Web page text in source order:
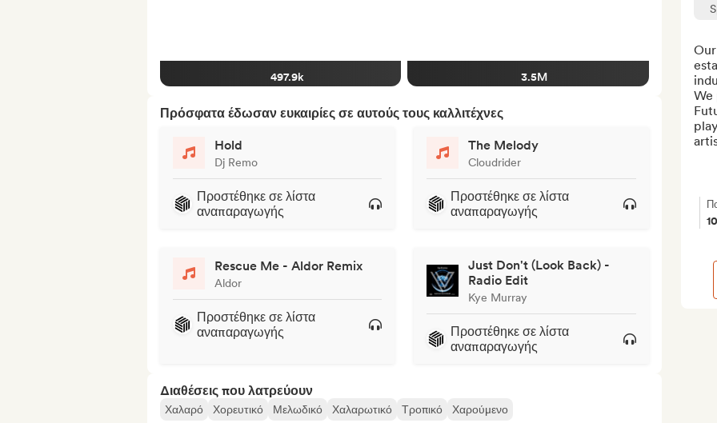
497.9k 3.5M
Πρόσφατα έδωσαν ευκαιρίες σε αυτούς τους καλλιτέχνες
Hold
Dj Remo
Προστέθηκε σε λίστα
αναπαραγωγής
The Melody
Cloudrider
Προστέθηκε σε λίστα
αναπαραγωγής
Rescue Me - Aldor Remix
Aldor
Προστέθηκε σε λίστα
αναπαραγωγής
Just Don't (Look Back) -
Radio Edit
Kye Murray
Προστέθηκε σε λίστα
αναπαραγωγής
Διαθέσεις που λατρεύουν
Χαλαρό Χορευτικό Μελωδικό Χαλαρωτικό Τροπικό Χαρούμενο
We